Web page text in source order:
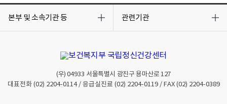
본부 및 소속기관 등
기
관련기관
기
(우)04933 서울특별시 광진구 용마산로 127
대표전화 (02) 2204-0114/ 응급실진료 (02) 2204-0119/ FAX (02) 2204-0389